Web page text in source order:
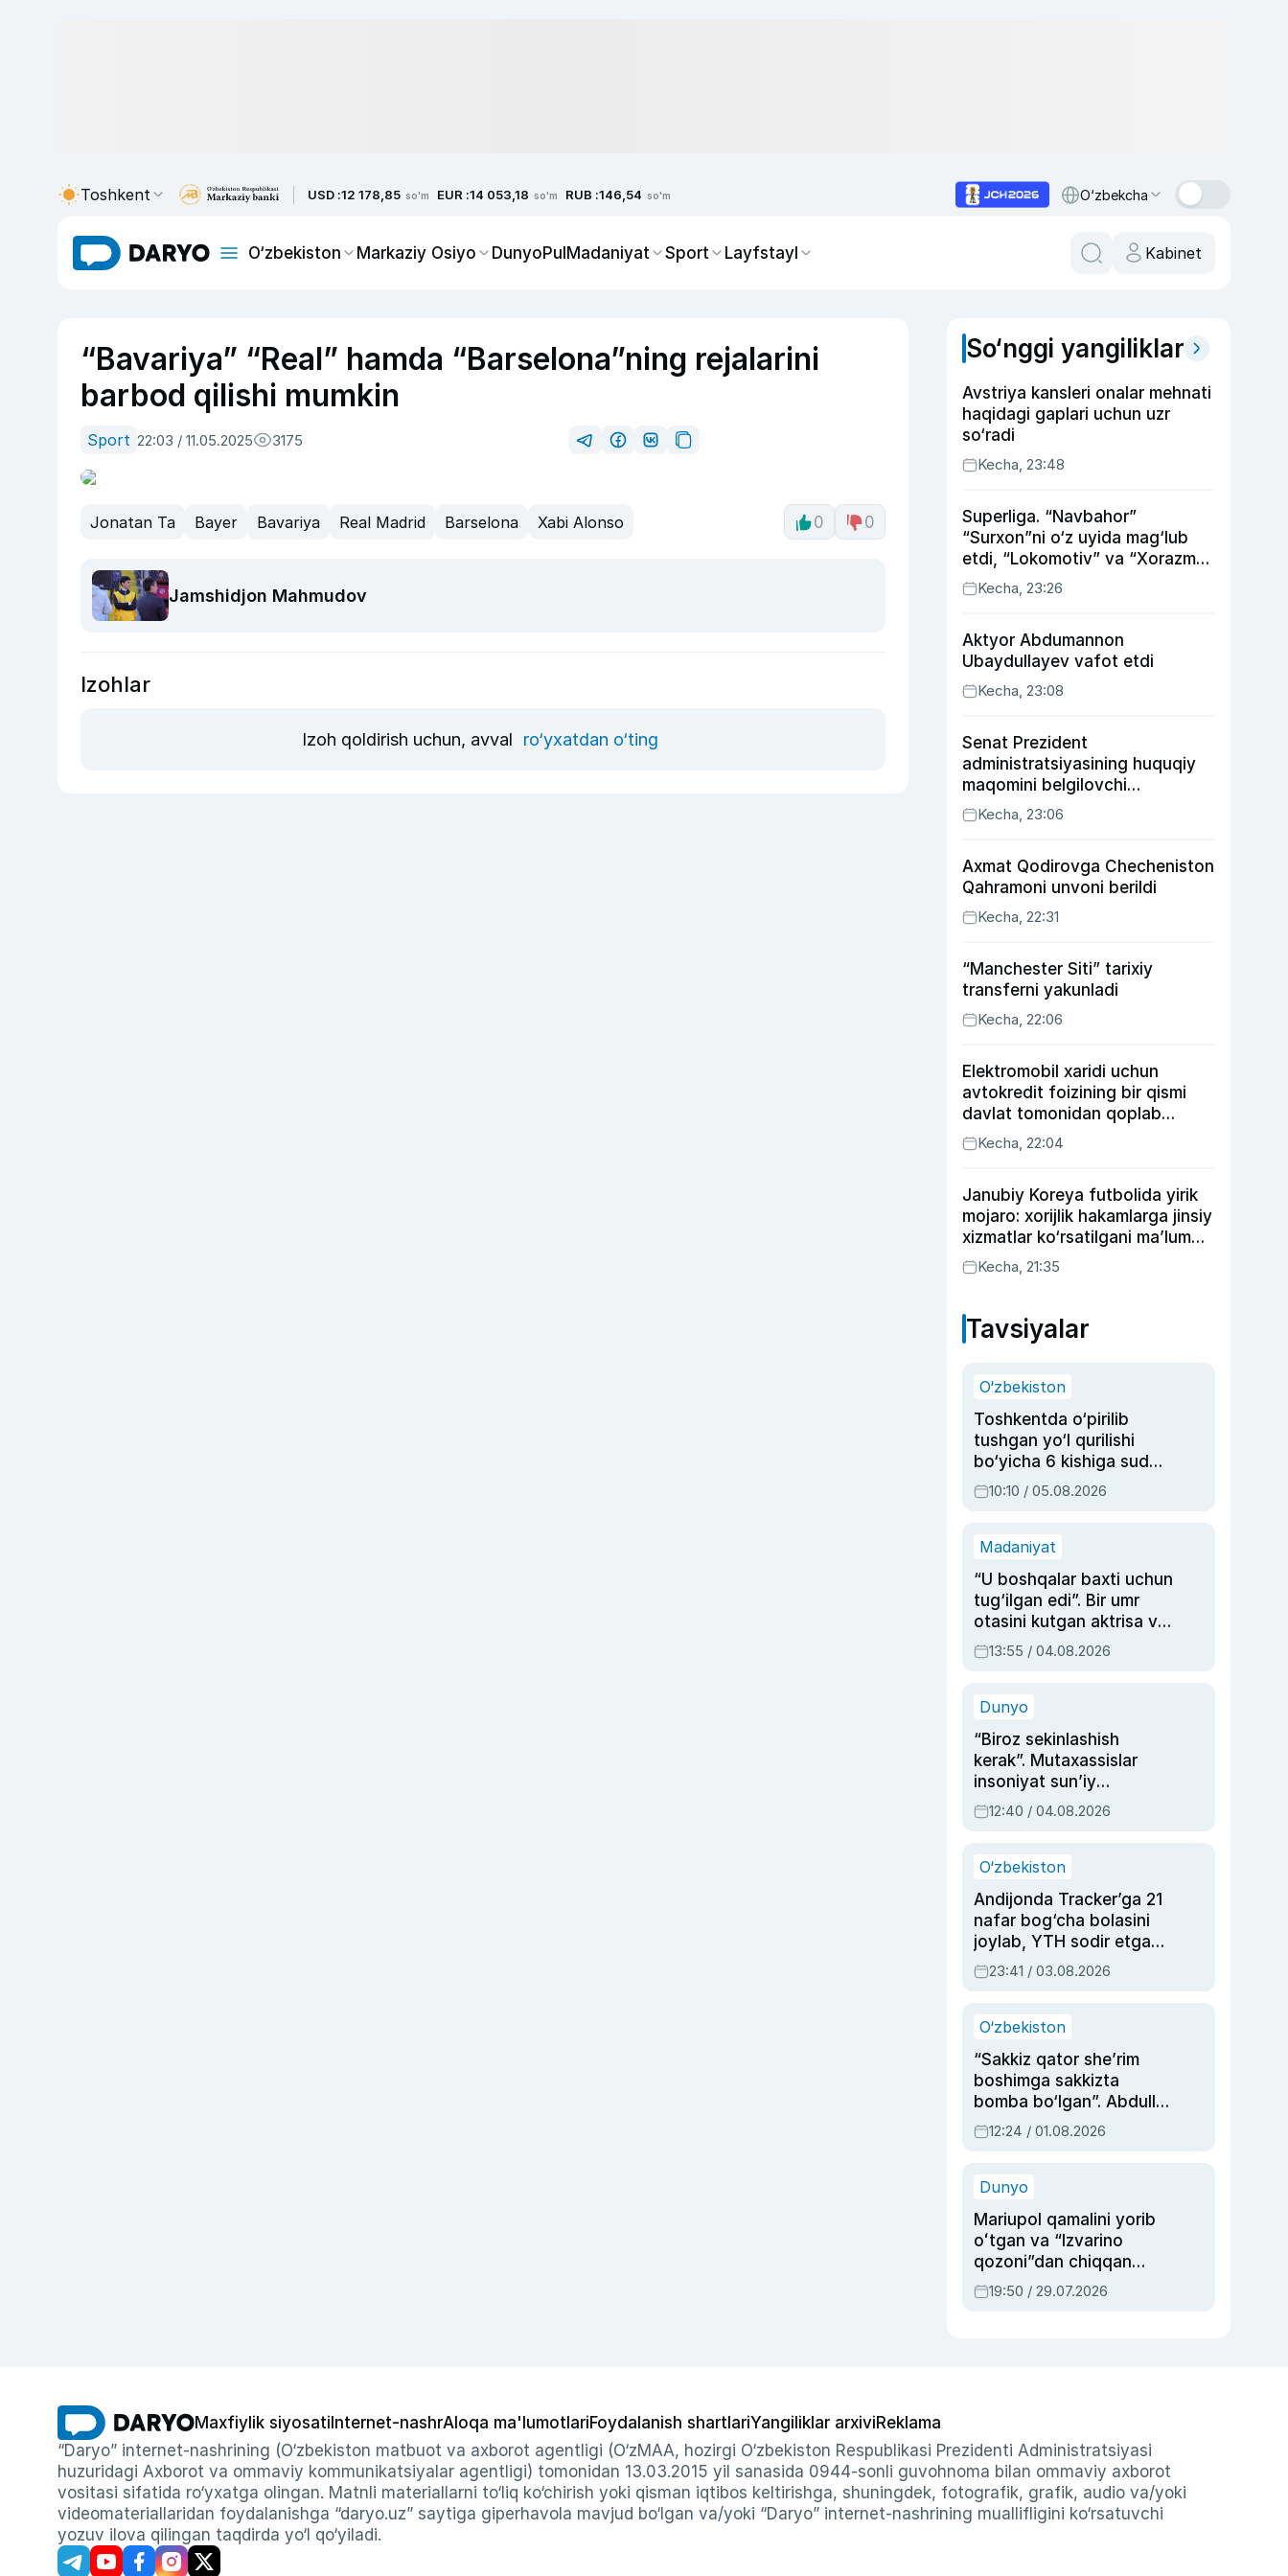
Toshkent USD :12 178,85 so'm EUR :14 053,18 so'm RUB :146,54 so'm O‘zbekcha
O‘zbekiston Markaziy Osiyo DunyoPulMadaniyat Sport Layfstayl Kabinet
“Bavariya” “Real” hamda “Barselona”ning rejalarini
barbod qilishi mumkin
Sport 22:03 / 11.05.2025 3175
Jonatan Ta Bayer Bavariya Real Madrid Barselona Xabi Alonso 0 0
Jamshidjon Mahmudov
Izohlar
Izoh qoldirish uchun, avval ro‘yxatdan o‘ting
So‘nggi yangiliklar
Avstriya kansleri onalar mehnati
haqidagi gaplari uchun uzr
so‘radi
Kecha, 23:48
Superliga. “Navbahor”
“Surxon”ni o‘z uyida mag‘lub
etdi, “Lokomotiv” va “Xorazm”
uyda g‘alaba qozondi
Kecha, 23:26
Aktyor Abdu­mannon
Ubaydullayev vafot etdi
Kecha, 23:08
Senat Prezident
administratsiyasining huquqiy
maqomini belgilovchi
konstitutsiyaviy qonunni
ma’qulladi
Kecha, 23:06
Axmat Qodirovga Checheniston
Qahramoni unvoni berildi
Kecha, 22:31
“Manchester Siti” tarixiy
transferni yakunladi
Kecha, 22:06
Elektromobil xaridi uchun
avtokredit foizining bir qismi
davlat tomonidan qoplab
berilishi mumkin
Kecha, 22:04
Janubiy Koreya futbolida yirik
mojaro: xorijlik hakamlarga jinsiy
xizmatlar ko‘rsatilgani ma’lum
qilindi
Kecha, 21:35
Tavsiyalar
O‘zbekiston
Toshkentda o‘pirilib
tushgan yo‘l qurilishi
bo‘yicha 6 kishiga sud
hukmi o‘qildi
10:10 / 05.08.2026
Madaniyat
“U boshqalar baxti uchun
tug‘ilgan edi”. Bir umr
otasini kutgan aktrisa va
dublyaj ustasi Rimma
Ahmedovaning
13:55 / 04.08.2026
Dunyo
“Biroz sekinlashish
kerak”. Mutaxassislar
insoniyat sun’iy
intellektni boshqara
olmay qolishidan xavotir
12:40 / 04.08.2026
O‘zbekiston
Andijonda Tracker’ga 21
nafar bog‘cha bolasini
joylab, YTH sodir etgan
ayolga sud hukmi o‘qildi
23:41 / 03.08.2026
O‘zbekiston
“Sakkiz qator she’rim
boshimga sakkizta
bomba bo‘lgan”. Abdulla
Oripovni siyosiy
ayblovlardan asrab
12:24 / 01.08.2026
Dunyo
Mariupol qamalini yorib
oʻtgan va “Izvarino
qozoni”dan chiqqan
qahramon — Ukraina
armiyasi bosh
19:50 / 29.07.2026
Maxfiylik siyosati Internet-nashrAloqa ma'lumotlariFoydalanish shartlariYangiliklar arxiviReklama
“Daryo” internet-nashrining (O‘zbekiston matbuot va axborot agentligi (O‘zMAA, hozirgi O‘zbekiston Respublikasi Prezidenti Administratsiyasi
huzuridagi Axborot va ommaviy kommunikatsiyalar agentligi) tomonidan 13.03.2015 yil sanasida 0944-sonli guvohnoma bilan ommaviy axborot
vositasi sifatida ro‘yxatga olingan. Matnli materiallarni to‘liq ko‘chirish yoki qisman iqtibos keltirishga, shuningdek, fotografik, grafik, audio va/yoki
videomateriallaridan foydalanishga “daryo.uz” saytiga giperhavola mavjud bo‘lgan va/yoki “Daryo” internet-nashrining muallifligini ko‘rsatuvchi
yozuv ilova qilingan taqdirda yo‘l qo‘yiladi.